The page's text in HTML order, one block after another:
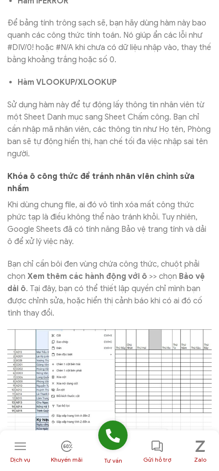
Để bảng tính trông sạch sẽ, bạn hãy dùng hàm này bao
quanh các công thức tính toán. Nó giúp ẩn các lỗi như
#DIV/0! hoặc #N/A khi chưa có dữ liệu nhập vào, thay thế
bằng khoảng trắng hoặc số 0.
Hàm VLOOKUP/XLOOKUP
Sử dụng hàm này để tự động lấy thông tin nhân viên từ
một Sheet Danh mục sang Sheet Chấm công. Bạn chỉ
cần nhập mã nhân viên, các thông tin như Họ tên, Phòng
ban sẽ tự động hiển thị, hạn chế tối đa việc nhập sai tên
người.
Khóa ô công thức để tránh nhân viên chỉnh sửa
nhầm
Khi dùng chung file, ai đó vô tình xóa mất công thức
phức tạp là điều không thể nào tránh khỏi. Tuy nhiên,
Google Sheets đã có tính năng Bảo vệ trang tính và dải
ô để xử lý việc này.
Bạn chỉ cần bôi đen vùng chứa công thức, chuột phải
chọn Xem thêm các hành động với ô >> chọn Bảo vệ
dải ô. Tại đây, bạn có thể thiết lập quyền chỉ mình bạn
được chỉnh sửa, hoặc hiển thị cảnh báo khi có ai đó cố
tình thay đổi.
Dịch vụ Khuyến mãi Tư vấn Gửi hỗ trợ Zalo